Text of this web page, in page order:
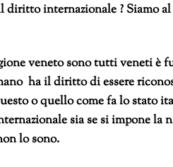
internazionale ? Siamo
veneto sono tutti veneti è
ha il diritto di essere
o quello come fa lo stato
sia se si impone la
lo sono.